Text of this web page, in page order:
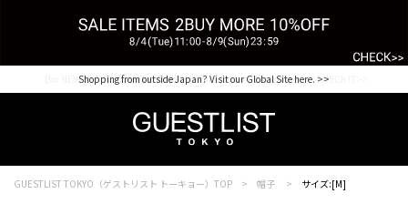
Shopping from outside Japan? Visit our Global Site here. >>
【for NEW MEMBER】新規会員様1000Point Present Campaign CHECK IT>>
GUESTLIST TOKYO（ゲストリスト トーキョー）TOP 帽子 サイズ:[M]